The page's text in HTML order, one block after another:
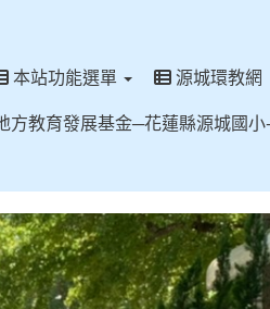
本站功能選單 源城環教網
方教育發展基金─花蓮縣源城國